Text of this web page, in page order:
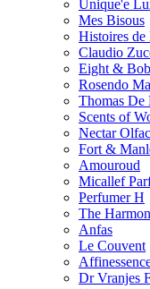
Unique'e
Mes Bisous
Histoires de
Claudio
Eight & Bob
Rosendo
Thomas De
Scents of
Nectar
Fort &
Amouroud
Micallef
Perfumer H
The
Anfas
Le Couvent
Dr Vranjes